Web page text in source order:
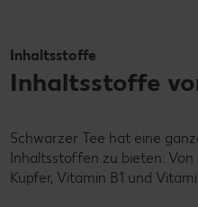
Inhaltsstoffe
Inhaltsstoffe
Schwarzer Tee hat eine
Inhaltsstoffen zu bieten: Von
Kupfer, Vitamin B1 und